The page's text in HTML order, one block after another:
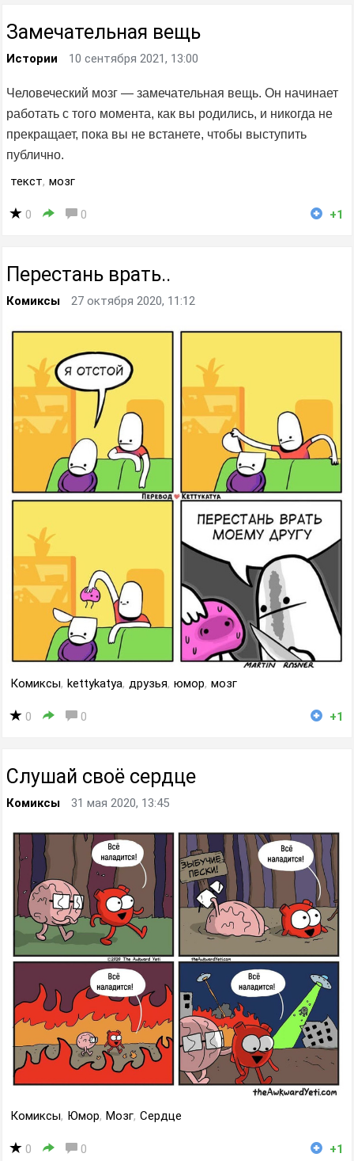
Замечательная вещь
Истории 10 сентября 2021, 13:00
Человеческий мозг — замечательная вещь. Он начинает
работать с того момента, как вы родились, и никогда не
прекращает, пока вы не встанете, чтобы выступить
публично.
текст, мозг
0 0 +1
Перестань врать..
Комиксы 27 октября 2020, 11:12
Комиксы, kettykatya, друзья, юмор, мозг
0 0 +1
Слушай своё сердце
Комиксы 31 мая 2020, 13:45
Комиксы, Юмор, Мозг, Сердце
0 0 +1